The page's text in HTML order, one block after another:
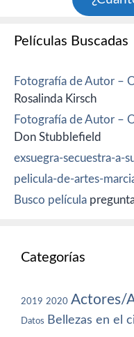
Películas Buscadas
Fotografía de Autor –
Rosalinda Kirsch
Fotografía de Autor –
Don Stubblefield
exsuegra-secuestra-a-
pelicula-de-artes-
Busco película
Categorías
2019 2020 Actores/
Datos Bellezas en el